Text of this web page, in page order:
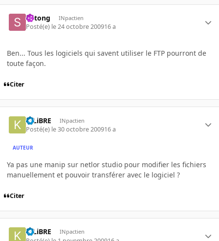
Shtong INpactien
Posté(e) le 24 octobre 200916 a
Ben... Tous les logiciels qui savent utiliser le FTP pourront de
toute façon.
Citer
K-LiBRE INpactien
Posté(e) le 30 octobre 200916 a
AUTEUR
Ya pas une manip sur netlor studio pour modifier les fichiers
manuellement et pouvoir transférer avec le logiciel ?
Citer
K-LiBRE INpactien